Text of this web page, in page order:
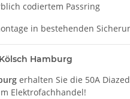
codiertem Passring
in bestehenden
Hamburg
erhalten Sie die 50A
Elektrofachhandel!